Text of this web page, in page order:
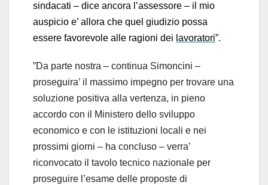
sindacati – dice ancora l’assessore – il mio
auspicio e’ allora che quel giudizio possa
essere favorevole alle ragioni dei lavoratori”.
”Da parte nostra – continua Simoncini –
proseguira’ il massimo impegno per trovare una
soluzione positiva alla vertenza, in pieno
accordo con il Ministero dello sviluppo
economico e con le istituzioni locali e nei
prossimi giorni – ha concluso – verra’
riconvocato il tavolo tecnico nazionale per
proseguire l’esame delle proposte di